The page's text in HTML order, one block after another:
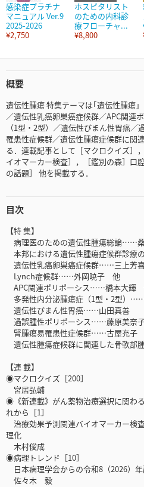
感染症プラチナ
マニュアル Ver.9
2025-2026
¥2,750
ホスピタリスト
のための内科診
療フローチャ...
¥8,800
概要
遺伝性腫瘍 特集テーマは｢遺伝性腫瘍
／遺伝性乳癌卵巣癌症候群／APC関連
（1型・2型）／遺伝性びまん性胃癌
罹患性症候群／遺伝性腫瘍症候群に
る．連載記事として［マクロクイズ］
イオマーカー検査］，［鑑別の森］口
の話題］ 他を掲載する．
目次
【特 集】
病理医のための遺伝性腫瘍総論……
本邦における遺伝性腫瘍症候群診
遺伝性乳癌卵巣癌症候群……三上芳
Lynch症候群……外岡暁子 他
APC関連ポリポーシス……橋本大輝
多発性内分泌腫瘍症（1型・2型）
遺伝性びまん性胃癌……山田真善
過誤腫性ポリポーシス……藤原美奈
腎腫瘍易罹患性症候群……古屋充子
遺伝性腫瘍症候群に関連した骨軟
【連 載】
◉マクロクイズ［200］
宮居弘輔
◉《新連載》がん薬物治療選択に関わ
れから［1］
治療効果予測関連バイオマーカー検
理化
木村俊成
◉病理トレンド［10］
日本病理学会からの令和8（2026）
佐々木 毅